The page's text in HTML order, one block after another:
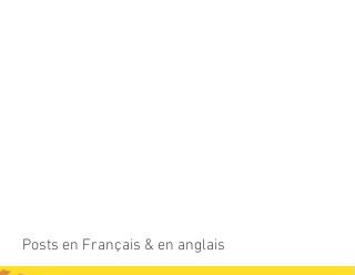
Posts en Français & en anglais